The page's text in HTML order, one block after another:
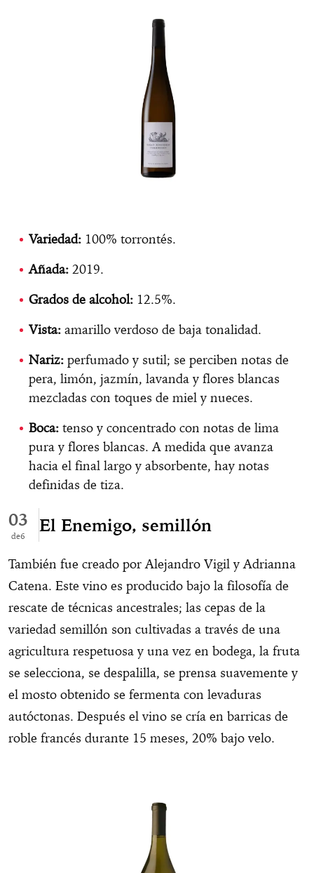
Variedad: 100% torrontés.
Añada: 2019.
Grados de alcohol: 12.5%.
Vista: amarillo verdoso de baja tonalidad.
Nariz: perfumado y sutil; se perciben notas de
pera, limón, jazmín, lavanda y flores blancas
mezcladas con toques de miel y nueces.
Boca: tenso y concentrado con notas de lima
pura y flores blancas. A medida que avanza
hacia el final largo y absorbente, hay notas
definidas de tiza.
03
6
El Enemigo, semillón
También fue creado por Alejandro Vigil y Adrianna
Catena. Este vino es producido bajo la filosofía de
rescate de técnicas ancestrales; las cepas de la
variedad semillón son cultivadas a través de una
agricultura respetuosa y una vez en bodega, la fruta
se selecciona, se despalilla, se prensa suavemente y
el mosto obtenido se fermenta con levaduras
autóctonas. Después el vino se cría en barricas de
roble francés durante 15 meses, 20% bajo velo.